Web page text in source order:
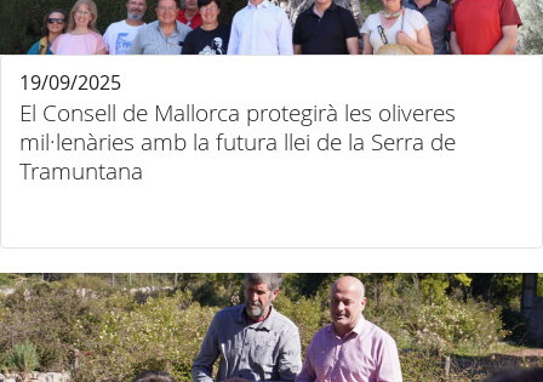
El Consell de Mallorca protegirà les oliveres
mil·lenàries amb la futura llei de la Serra de
Tramuntana
19/09/2025